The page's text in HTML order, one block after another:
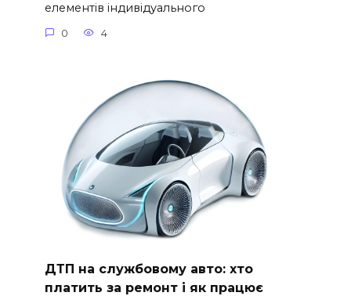
елементів індивідуального
0 4
ДТП на службовому авто: хто
платить за ремонт і як працює